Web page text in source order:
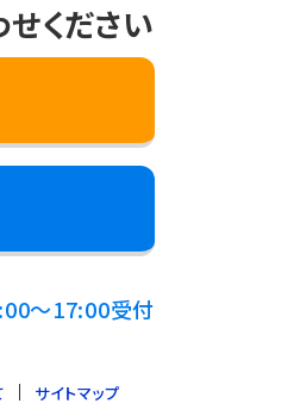
ください
～17:00受付
サイトマップ